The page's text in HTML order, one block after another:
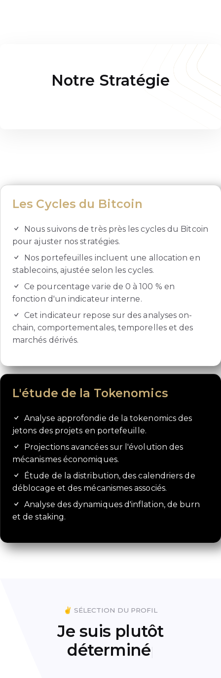
Notre Stratégie
Les Cycles du Bitcoin
Nous suivons de très près les cycles du Bitcoin
pour ajuster nos stratégies.
Nos portefeuilles incluent une allocation en
stablecoins, ajustée selon les cycles.
Ce pourcentage varie de 0 à 100 % en
fonction d'un indicateur interne.
Cet indicateur repose sur des analyses on-
chain, comportementales, temporelles et des
marchés dérivés.
L'étude de la Tokenomics
Analyse approfondie de la tokenomics des
jetons des projets en portefeuille.
Projections avancées sur l'évolution des
mécanismes économiques.
Étude de la distribution, des calendriers de
déblocage et des mécanismes associés.
Analyse des dynamiques d'inflation, de burn
et de staking.
✌️ SÉLECTION DU PROFIL
Je suis plutôt
|